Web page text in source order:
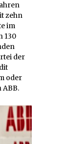
zehn
im
130
der
oder